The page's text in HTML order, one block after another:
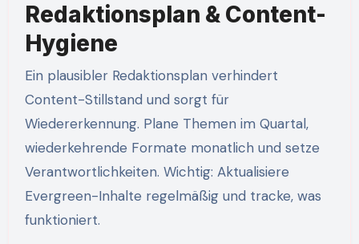
Redaktionsplan & Content-
Hygiene
Ein plausibler Redaktionsplan verhindert
Content-Stillstand und sorgt für
Wiedererkennung. Plane Themen im Quartal,
wiederkehrende Formate monatlich und setze
Verantwortlichkeiten. Wichtig: Aktualisiere
Evergreen-Inhalte regelmäßig und tracke, was
funktioniert.